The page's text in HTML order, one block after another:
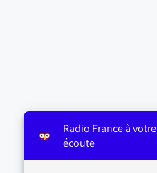
Radio France à votre
écoute